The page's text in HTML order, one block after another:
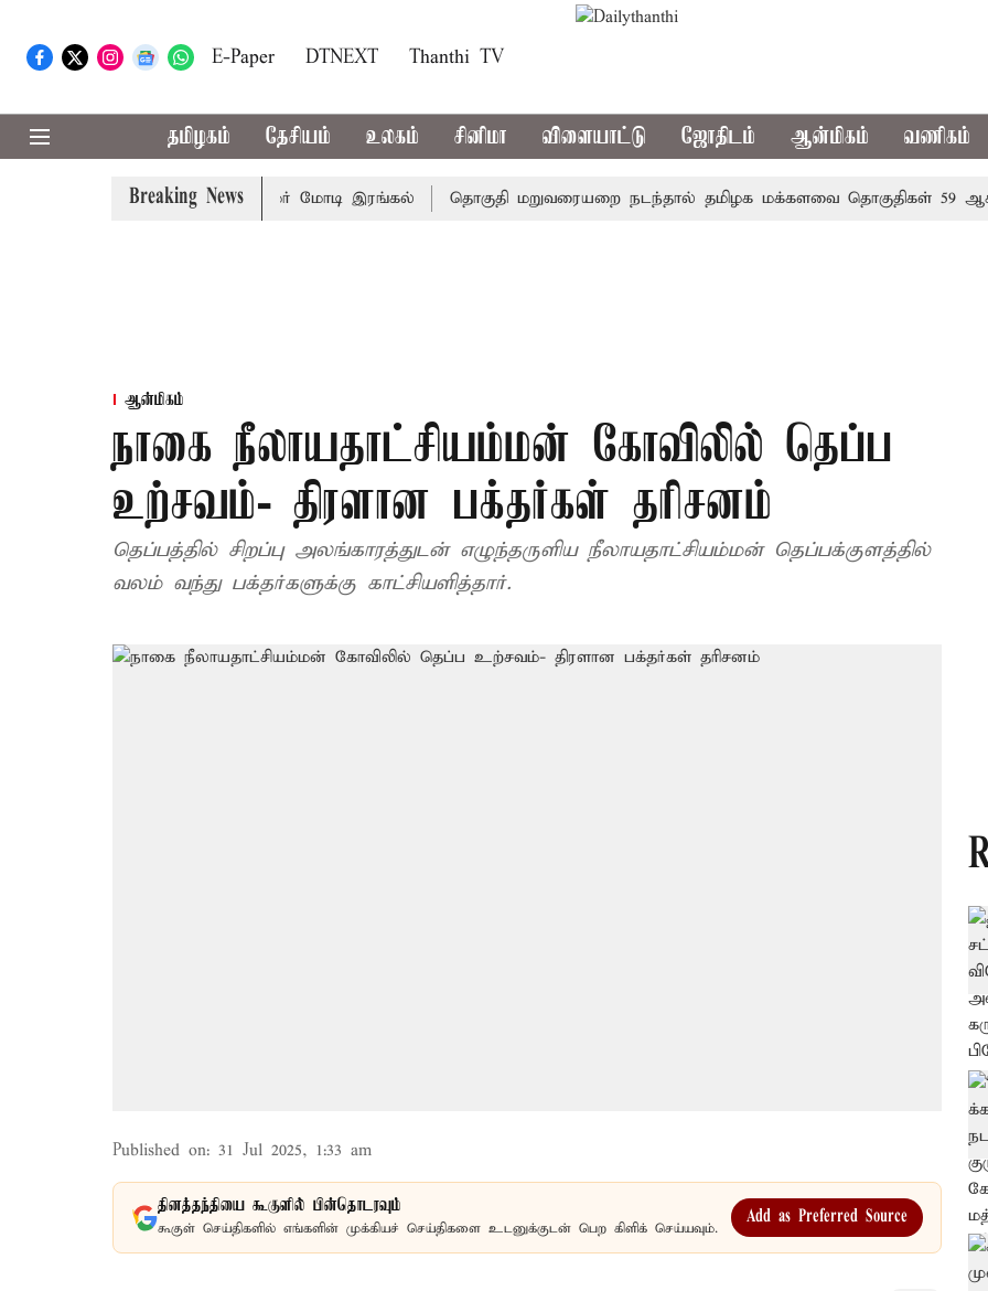
E-Paper DTNEXT Thanthi TV
தமிழகம் தேசியம் உலகம் சினிமா விளையாட்டு ஜோதிடம் ஆன்மிகம் வணிகம்
Breaking News
விபத்து; 7 பேர் பலி - பிரதமர் மோடி இரங்கல் தொகுதி மறுவரையறை நடந்தால் தமிழக மக்களவை தொகுதிகள் 59 ஆக
ஆன்மிகம்
நாகை நீலாயதாட்சியம்மன் கோவிலில் தெப்ப
உற்சவம்- திரளான பக்தர்கள் தரிசனம்
தெப்பத்தில் சிறப்பு அலங்காரத்துடன் எழுந்தருளிய நீலாயதாட்சியம்மன் தெப்பக்குளத்தில்
வலம் வந்து பக்தர்களுக்கு காட்சியளித்தார்.
Published on: 31 Jul 2025, 1:33 am
தினத்தந்தியை கூகுளில் பின்தொடரவும்
கூகுள் செய்திகளில் எங்களின் முக்கியச் செய்திகளை உடனுக்குடன் பெற கிளிக் செய்யவும்.
Add as Preferred Source